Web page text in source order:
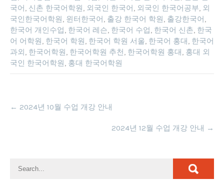
국어, 신촌 한국어학원, 외국인 한국어, 외국인 한국어공부, 외
국인한국어학원, 윈터한국어, 출강 한국어 학원, 출강한국어,
한국어 개인수업, 한국어 레슨, 한국어 수업, 한국어 신촌, 한국
어 어학원, 한국어 학원, 한국어 학원 서울, 한국어 홍대, 한국어
과외, 한국어학원, 한국어학원 추천, 한국어학원 홍대, 홍대 외
국인 한국어학원, 홍대 한국어학원
navigation
← 2024년 10월 수업 개강 안내
2024년 12월 수업 개강 안내 →